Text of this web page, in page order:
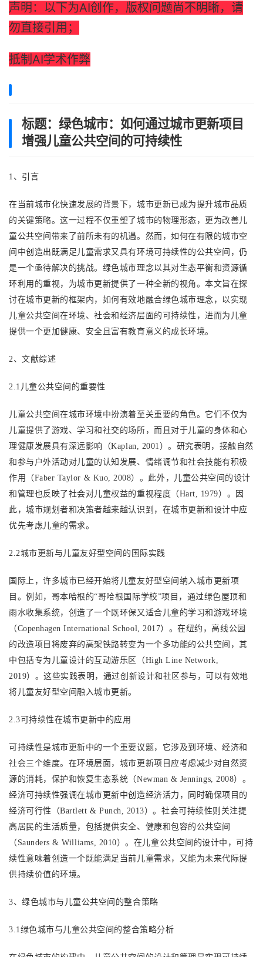
声明：以下为AI创作，版权问题尚不明晰，请
勿直接引用；
抵制AI学术作弊
标题：绿色城市：如何通过城市更新项目
增强儿童公共空间的可持续性
1、 引言
在当前城市化快速发展的背景下，城市更新已成为提升城市品质
的关键策略。这一过程不仅重塑了城市的物理形态，更为改善儿
童公共空间带来了前所未有的机遇。然而，如何在有限的城市空
间中创造出既满足儿童需求又具有环境可持续性的公共空间，仍
是一个亟待解决的挑战。绿色城市理念以其对生态平衡和资源循
环利用的重视，为城市更新提供了一种全新的视角。本文旨在探
讨在城市更新的框架内，如何有效地融合绿色城市理念，以实现
儿童公共空间在环境、社会和经济层面的可持续性，进而为儿童
提供一个更加健康、安全且富有教育意义的成长环境。
2、文献综述
2.1儿童公共空间的重要性
儿童公共空间在城市环境中扮演着至关重要的角色。它们不仅为
儿童提供了游戏、学习和社交的场所，而且对于儿童的身体和心
理健康发展具有深远影响（Kaplan, 2001）。研究表明，接触自然
和参与户外活动对儿童的认知发展、情绪调节和社会技能有积极
作用（Faber Taylor & Kuo, 2008）。此外，儿童公共空间的设计
和管理也反映了社会对儿童权益的重视程度（Hart, 1979）。因
此，城市规划者和决策者越来越认识到，在城市更新和设计中应
优先考虑儿童的需求。
2.2城市更新与儿童友好型空间的国际实践
国际上，许多城市已经开始将儿童友好型空间纳入城市更新项
目。例如，哥本哈根的“哥哈根国际学校”项目，通过绿色屋顶和
雨水收集系统，创造了一个既环保又适合儿童的学习和游戏环境
（Copenhagen International School, 2017）。在纽约，高线公园
的改造项目将废弃的高架铁路转变为一个多功能的公共空间，其
中包括专为儿童设计的互动游乐区（High Line Network,
2019）。这些实践表明，通过创新设计和社区参与，可以有效地
将儿童友好型空间融入城市更新。
2.3可持续性在城市更新中的应用
可持续性是城市更新中的一个重要议题，它涉及到环境、经济和
社会三个维度。在环境层面，城市更新项目应考虑减少对自然资
源的消耗，保护和恢复生态系统（Newman & Jennings, 2008）。
经济可持续性强调在城市更新中创造经济活力，同时确保项目的
经济可行性（Bartlett & Punch, 2013）。社会可持续性则关注提
高居民的生活质量，包括提供安全、健康和包容的公共空间
（Saunders & Williams, 2010）。在儿童公共空间的设计中，可持
续性意味着创造一个既能满足当前儿童需求，又能为未来代际提
供持续价值的环境。
3、绿色城市与儿童公共空间的整合策略
3.1绿色城市与儿童公共空间的整合策略分析